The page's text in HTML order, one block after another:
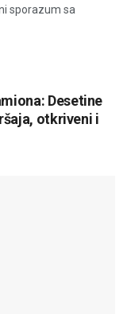
sporazum sa
Desetine
otkriveni i